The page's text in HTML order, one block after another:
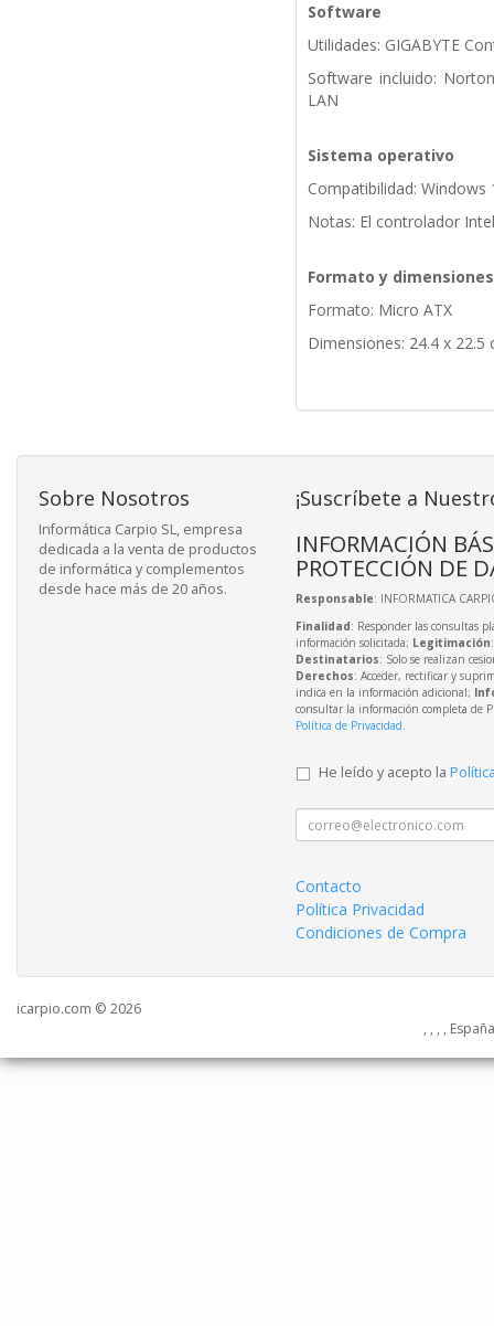
Software
Utilidades: GIGABYTE
Software incluido:
LAN
Sistema operativo
Compatibilidad:
Notas: El controlador
Formato y dimensiones
Formato: Micro ATX
Dimensiones: 24.4 x 22.5
Sobre Nosotros
Informática Carpio SL, empresa
dedicada a la venta de productos
de informática y complementos
desde hace más de 20 años.
¡Suscríbete a
INFORMACIÓN
PROTECCIÓN DE
Responsable: INFORMATICA
Finalidad: Responder las consultas
información solicitada; Legitimación
Destinatarios: Solo se realizan
Derechos: Acceder, rectificar y
indica en la información adicional;
consultar la información completa de
Política de Privacidad.
He leído y acepto la
Contacto
Política Privacidad
Condiciones de Compra
icarpio.com © 2026
, , , ,